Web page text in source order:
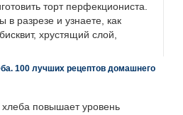
торт перфекциониста.
в разрезе и узнаете, как
хрустящий слой,
100 лучших рецептов домашнего
повышает уровень